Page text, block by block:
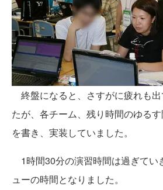
終盤になると、さすがに疲れも
たが、各チーム、残り時間のゆる
を書き、実装していました。
1時間30分の演習時間は過ぎてい
ューの時間となりました。